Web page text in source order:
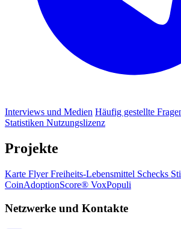
Interviews und Medien Häufig gestellte
Statistiken Nutzungslizenz
Projekte
Karte FlyerFreiheits-Lebensmittel Schecks
CoinAdoptionScore® VoxPopuli
Netzwerke und Kontakte